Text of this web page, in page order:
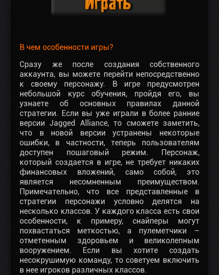
В чем особенности игры?
Сразу же после создания собственного
аккаунта, вы можете перейти непосредственно
к своему персонажу. В игре предусмотрен
небольшой курс обучения, пройдя его, вы
узнаете об основных правилах данной
стратегии. Если вы уже играли в более ранние
версии Jagged Alliance, то сможете заметить,
что в новой версии устранены некоторые
ошибки, в частности, теперь пользователям
доступен пошаговый режим. Персонаж,
который создается в игре, не требует никаких
финансовых вложений, само собой, это
является несомненным преимуществом.
Примечательно, что все представленные в
стратегии персонажи условно делятся на
несколько классов. У каждого класса есть свои
особенности, к примеру, снайперы могут
похвастаться меткостью, а пулеметчики –
отметенным здоровьем и великолепным
вооружением. Если вы хотите создать
несокрушимую команду, то советуем включить
в нее игроков различных классов.